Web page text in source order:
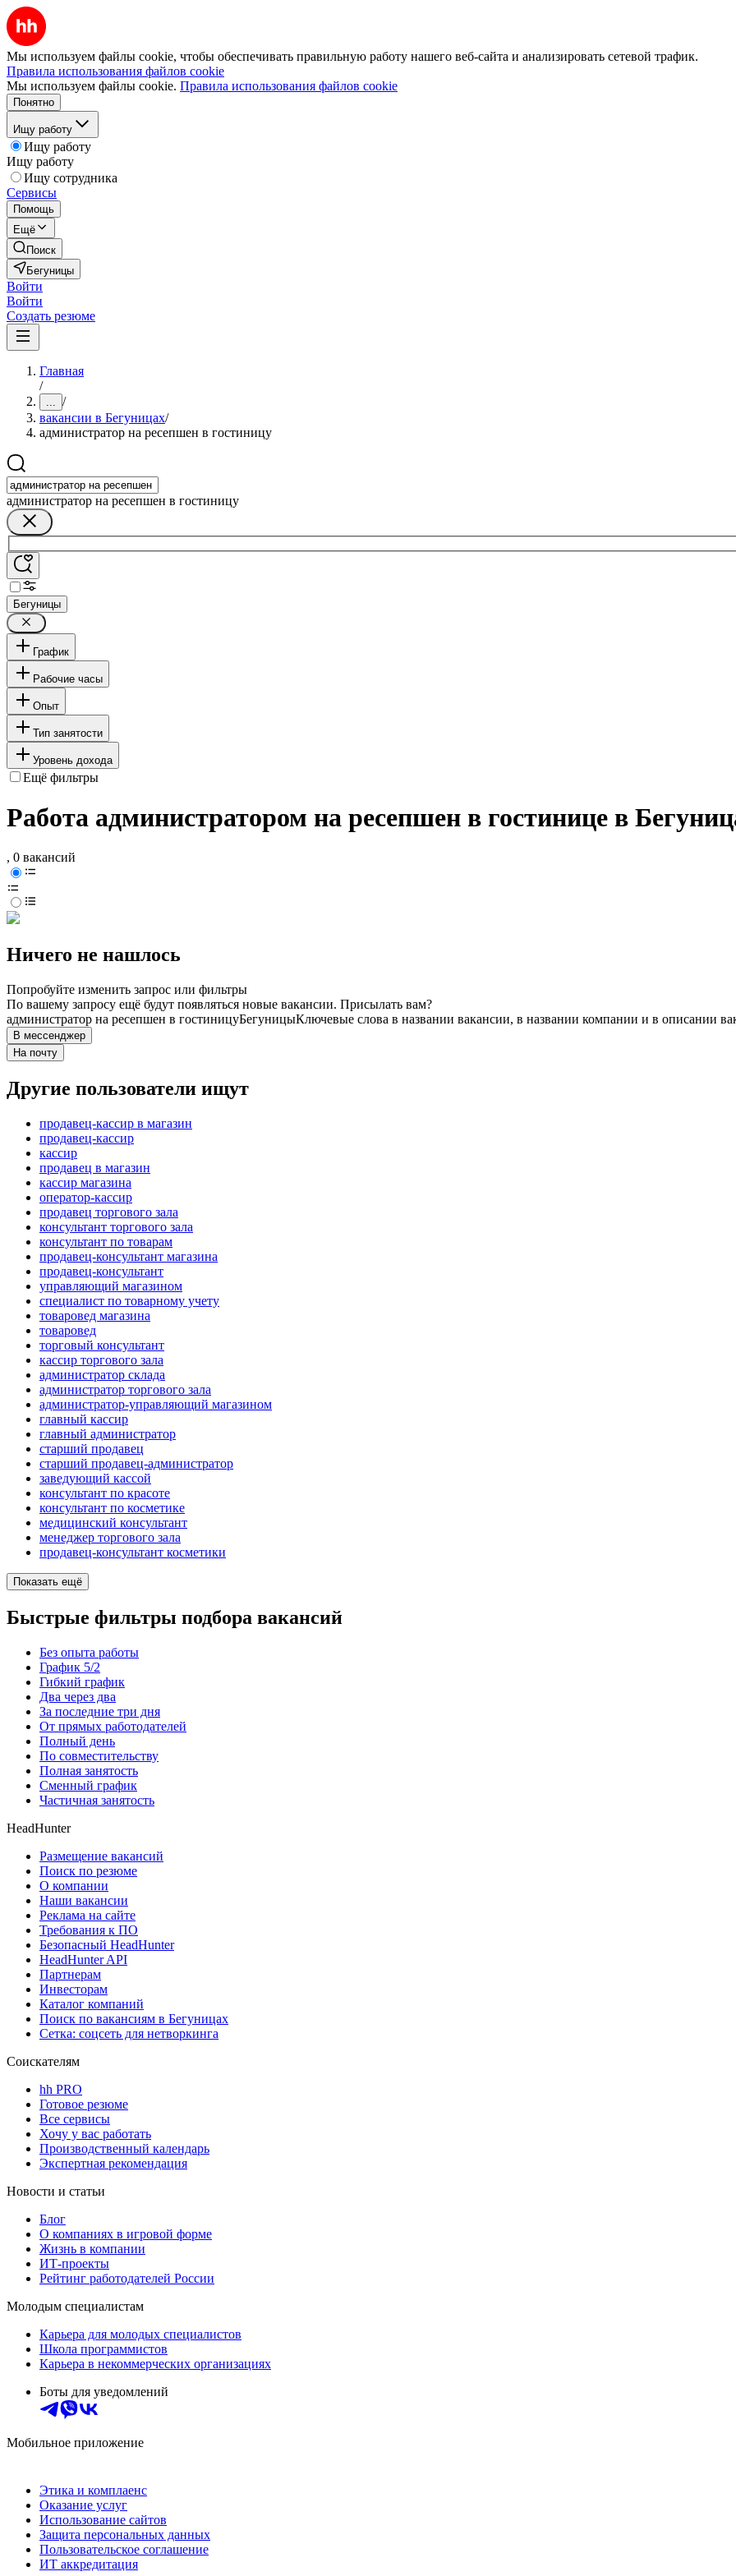
Мы используем файлы cookie, чтобы обеспечивать правильную работу нашего веб-сайта и анализировать сетевой трафик.
Правила использования файлов cookie
Мы используем файлы cookie. Правила использования файлов cookie
Понятно
Ищу работу
Ищу работу
Ищу работу
Ищу сотрудника
Сервисы
Помощь
Ещё
Поиск
Бегуницы
Войти
Войти
Создать резюме
Главная
/
... /
вакансии в Бегуницах/
администратор на ресепшен в гостиницу
администратор на ресепшен в гостиницу
Бегуницы
График
Рабочие часы
Опыт
Тип занятости
Уровень дохода
Ещё фильтры
Работа администратором на ресепшен в гостинице в
, 0 вакансий
Ничего не нашлось
Попробуйте изменить запрос или фильтры
По вашему запросу ещё будут появляться новые вакансии. Присылать вам?
администратор на ресепшен в гостиницуБегуницыКлючевые слова в названии вакансии, в названии компании и в описании
В мессенджер
На почту
Другие пользователи ищут
продавец-кассир в магазин
продавец-кассир
кассир
продавец в магазин
кассир магазина
оператор-кассир
продавец торгового зала
консультант торгового зала
консультант по товарам
продавец-консультант магазина
продавец-консультант
управляющий магазином
специалист по товарному учету
товаровед магазина
товаровед
торговый консультант
кассир торгового зала
администратор склада
администратор торгового зала
администратор-управляющий магазином
главный кассир
главный администратор
старший продавец
старший продавец-администратор
заведующий кассой
консультант по красоте
консультант по косметике
медицинский консультант
менеджер торгового зала
продавец-консультант косметики
Показать ещё
Быстрые фильтры подбора вакансий
Без опыта работы
График 5/2
Гибкий график
Два через два
За последние три дня
От прямых работодателей
Полный день
По совместительству
Полная занятость
Сменный график
Частичная занятость
HeadHunter
Размещение вакансий
Поиск по резюме
О компании
Наши вакансии
Реклама на сайте
Требования к ПО
Безопасный HeadHunter
HeadHunter API
Партнерам
Инвесторам
Каталог компаний
Поиск по вакансиям в Бегуницах
Сетка: соцсеть для нетворкинга
Соискателям
hh PRO
Готовое резюме
Все сервисы
Хочу у вас работать
Производственный календарь
Экспертная рекомендация
Новости и статьи
Блог
О компаниях в игровой форме
Жизнь в компании
ИТ-проекты
Рейтинг работодателей России
Молодым специалистам
Карьера для молодых специалистов
Школа программистов
Карьера в некоммерческих организациях
Боты для уведомлений
Мобильное приложение
Этика и комплаенс
Оказание услуг
Использование сайтов
Защита персональных данных
Пользовательское соглашение
ИТ аккредитация